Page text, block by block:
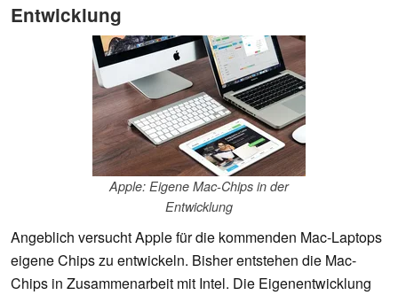
Entwicklung
Apple: Eigene Mac-Chips in der
Entwicklung
Angeblich versucht Apple für die kommenden Mac-Laptops
eigene Chips zu entwickeln. Bisher entstehen die Mac-
Chips in Zusammenarbeit mit Intel. Die Eigenentwicklung